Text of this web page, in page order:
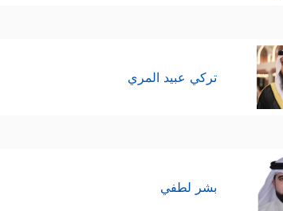
تركي عبيد المري
بشر لطفي